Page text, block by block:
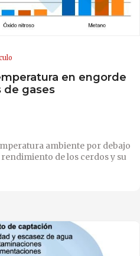
en engorde
de gases
ambiente por debajo
de los cerdos y su